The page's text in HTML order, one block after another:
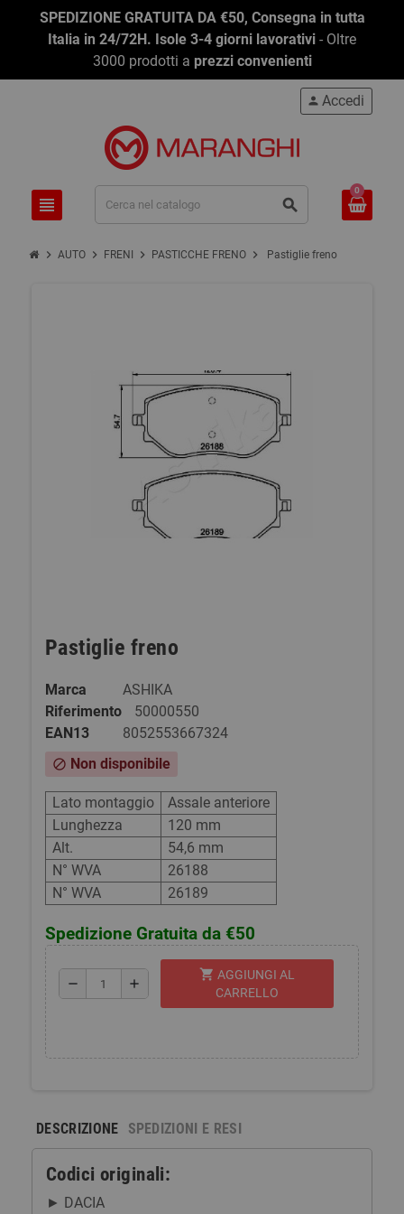
SPEDIZIONE GRATUITA DA €50, Consegna in tutta
Italia in 24/72H. Isole 3-4 giorni lavorativi - Oltre
3000 prodotti a prezzi convenienti
view_headline search
person Accedi
0
chevron_right AUTO chevron_right FRENI chevron_right PASTICCHE FRENO chevron_right Pastiglie freno
Pastiglie freno
Marca
ASHIKA
Riferimento
50000550
EAN13
8052553667324
block Non disponibile
Lato montaggio
Assale anteriore
Lunghezza
120 mm
Alt.
54,6 mm
N° WVA
26188
N° WVA
26189
Spedizione Gratuita da €50
remove add
shopping_cart AGGIUNGI AL
CARRELLO
DESCRIZIONE SPEDIZIONI E RESI
Codici originali:
DACIA